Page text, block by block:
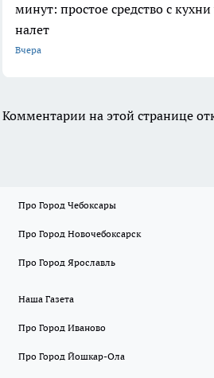
минут: простое средство с
налет
Вчера
Комментарии на этой странице
Про Город Чебоксары
Про Город Новочебоксарск
Про Город Ярославль
Наша Газета
Про Город Иваново
Про Город Йошкар-Ола